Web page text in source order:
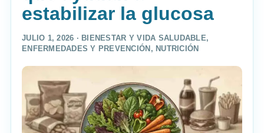
estabilizar la glucosa
JULIO 1, 2026 · BIENESTAR Y VIDA SALUDABLE,
ENFERMEDADES Y PREVENCIÓN , NUTRICIÓN